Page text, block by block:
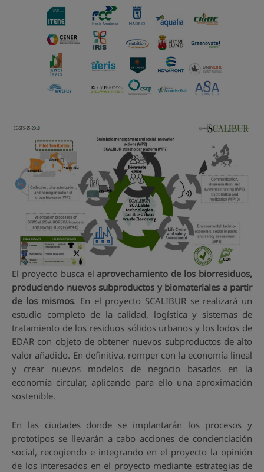
El proyecto busca elaprovechamiento de los biorresiduos,
produciendo nuevos subproductos y biomateriales a partir
de los mismos. En el proyecto SCALIBUR se realizará un
estudio completo de la calidad, logística y sistemas de
tratamiento de los residuos sólidos urbanos y los lodos de
EDAR con objeto de obtener nuevos subproductos de alto
valor añadido. En definitiva, romper con la economía lineal
y crear nuevos modelos de negocio basados en la
economía circular, aplicando para ello una aproximación
sostenible.
En las ciudades donde se implantarán los procesos y
prototipos se llevarán a cabo acciones de concienciación
social, recogiendo e integrando en el proyecto la opinión
de los interesados en el proyecto mediante estrategias de